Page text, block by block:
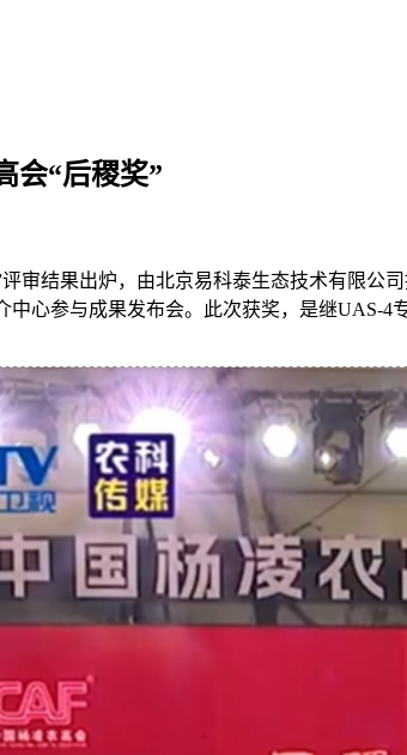
会“后稷奖”
审结果出炉，由北京易科泰生态技术有限公
心参与成果发布会。此次获奖，是继UAS-4